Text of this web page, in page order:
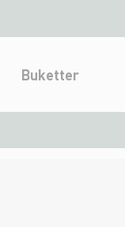
Buketter